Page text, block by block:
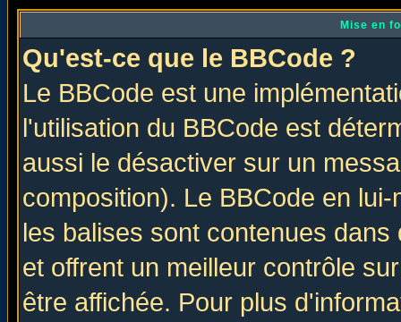
Mise en
Qu'est-ce que le BBCode ?
Le BBCode est une
l'utilisation du BBCode est
aussi le désactiver sur un
composition). Le BBCode en
les balises sont contenues
et offrent un meilleur contrôle
être affichée. Pour plus